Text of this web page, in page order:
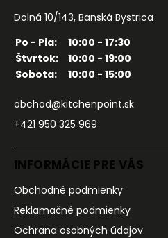
Dolná 10/143, Banská Bystrica
Po - Pia:
10:00 - 17:30
Štvrtok:
10:00 - 19:00
Sobota:
10:00 - 15:00
obchod@kitchenpoint.sk
+421 950 325 969
INFORMÁCIE PRE VÁS
Obchodné podmienky
Reklamačné podmienky
Ochrana osobných údajov